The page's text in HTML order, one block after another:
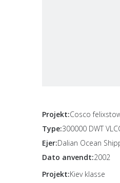
Projekt:Cosco
Type:300000 DWT
Ejer:Dalian Ocean
Dato anvendt:2002
Projekt:Kiev klasse